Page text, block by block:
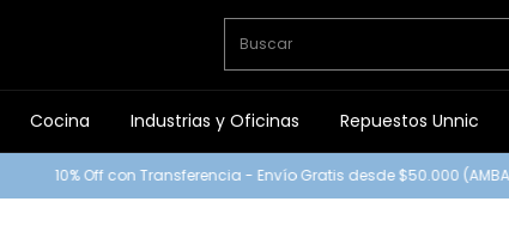
Cocina Industrias y Oficinas Repuestos Unnic
10% Off con Transferencia - Envío Gratis desde $50.000 (AMBA)